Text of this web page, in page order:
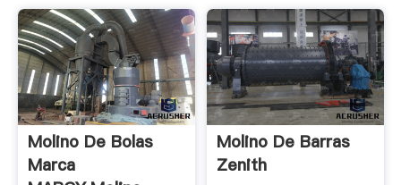
Molino De Bolas
Marca
Molino De Barras
Zenith